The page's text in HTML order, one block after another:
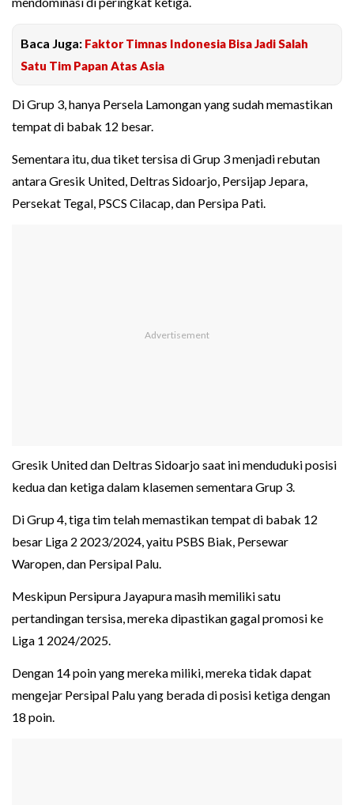
Baca Juga: Faktor Timnas Indonesia Bisa Jadi Salah
Satu Tim Papan Atas Asia
Di Grup 3, hanya Persela Lamongan yang sudah memastikan
tempat di babak 12 besar.
Sementara itu, dua tiket tersisa di Grup 3 menjadi rebutan
antara Gresik United, Deltras Sidoarjo, Persijap Jepara,
Persekat Tegal, PSCS Cilacap, dan Persipa Pati.
Gresik United dan Deltras Sidoarjo saat ini menduduki posisi
kedua dan ketiga dalam klasemen sementara Grup 3.
Di Grup 4, tiga tim telah memastikan tempat di babak 12
besar Liga 2 2023/2024, yaitu PSBS Biak, Persewar
Waropen, dan Persipal Palu.
Meskipun Persipura Jayapura masih memiliki satu
pertandingan tersisa, mereka dipastikan gagal promosi ke
Liga 1 2024/2025.
Dengan 14 poin yang mereka miliki, mereka tidak dapat
mengejar Persipal Palu yang berada di posisi ketiga dengan
18 poin.